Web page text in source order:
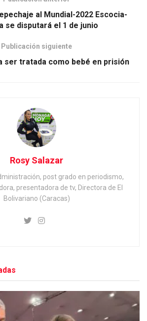
al Mundial-2022 Escocia-
se disputará el 1 de junio
Publicación siguiente
ser tratada como bebé en prisión
Rosy Salazar
post grado en periodismo,
presentadora de tv, Directora de El
Bolivariano (Caracas)